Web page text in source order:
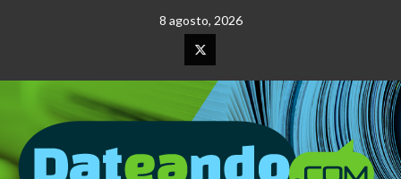
8 agosto, 2026
Elemento
del
menú